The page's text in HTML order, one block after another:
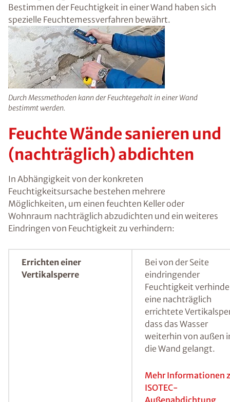
festgestellt und zeitnahe behoben werden.
Sobald die Feuchtigkeitsquelle gefunden ist,
können entsprechende Maßnahmen ergriffen
werden, um das Gebäude auf lange Sicht
effektiv vor weiteren Feuchtigkeitsschäden zu
schützen.
Feuchtigkeitsmessung in
der Wand
Unangenehme und muffige Gerüche, eine
relative Raumluftfeuchtigkeit von mehr als 60
%, Schimmel oder auch bröckelnder Putz und
dass der Feuchtigkeitsgehalt im Mauerwerk zu
hoch ist. Zum Bestimmen der Feuchtigkeit in
einer Wand haben sich spezielle
Feuchtemessverfahren bewährt.
Durch Messmethoden kann der Feuchtegehalt in einer
Feuchte Wände sanieren
und (nachträglich)